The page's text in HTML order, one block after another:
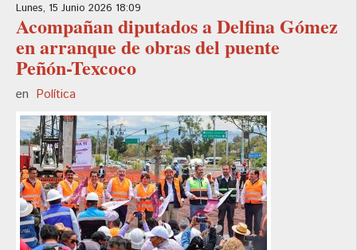
Lunes, 15 Junio 2026 18:09
Acompañan diputados a Delfina Gómez
en arranque de obras del puente
Peñón-Texcoco
en Política